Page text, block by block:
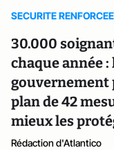
SECURITE RENFORCEE
30.000
chaque année :
gouvernement
plan de 42
mieux les
Rédaction d'Atlantico